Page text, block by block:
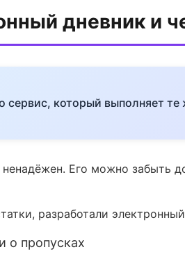
дневник и
сервис, который выполняет
Его можно забыть
разработали
о пропусках